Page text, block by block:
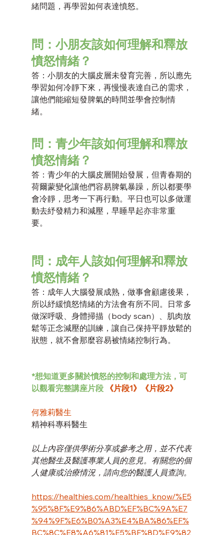
緒問題，再學習如何表達憤怒。
問：小朋友該如何理解和釋放
憤怒情緒？
答：小朋友的大腦皮層未發育完善，所以應先
學習如何冷靜下來，再慢慢表達自己的需求，
讓他們能縮短發脾氣的時間並學會控制情
緒。
問：青少年該如何理解和釋放
憤怒情緒？
答：青少年的大腦皮層開始發展，但青春期的
荷爾蒙變化讓他們容易脾氣暴躁，所以都要學
會冷靜，思考一下再行動。平日也可以多做運
動去紓發精力和減壓，早睡早起亦非常重
要。
問：成年人該如何理解和釋放
憤怒情緒？
答：成年人大腦發展成熟，做事會顧慮後果，
所以紓緩憤怒情緒的方法會有所不同。日常多
做深呼吸、身體掃描（body scan）、肌肉放
鬆等正念減壓的訓練，讓自己保持平靜放鬆的
狀態，就不會那麼容易被情緒控制行為。
*想知道更多關於憤怒的控制和處理方法，可
以觀看完整講座片段
《片段1》 《片段2》
何雅莉醫生
精神科專科醫生
以上內容僅供學術分享或參考之用，並不代表
其他醫生及醫護專業人員的意見。有關您的個
人健康或治療情況，請向您的醫護人員查詢。
https://healthies.com/healthies_know/%E5
%95%8F%E9%86%ABD%EF%BC%9A%E7
%94%9F%E6%B0%A3%E4%BA%86%EF%
BC%8C%E8%A6%81%E5%BF%8D%E9%82